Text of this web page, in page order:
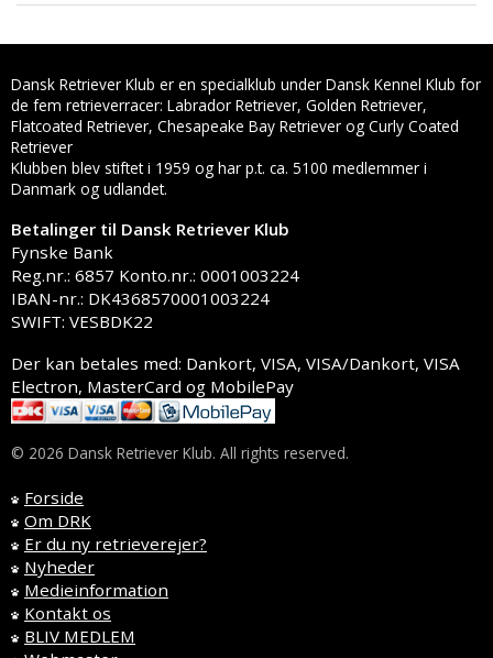
Dansk Retriever Klub er en specialklub under Dansk Kennel Klub for
de fem retrieverracer: Labrador Retriever, Golden Retriever,
Flatcoated Retriever, Chesapeake Bay Retriever og Curly Coated
Retriever
Klubben blev stiftet i 1959 og har p.t. ca. 5100 medlemmer i
Danmark og udlandet.
Betalinger til Dansk Retriever Klub
Fynske Bank
Reg.nr.: 6857 Konto.nr.: 0001003224
IBAN-nr.: DK4368570001003224
SWIFT: VESBDK22
Der kan betales med: Dankort, VISA, VISA/Dankort, VISA
Electron, MasterCard og MobilePay
© 2026 Dansk Retriever Klub. All rights reserved.
Forside
Om DRK
Er du ny retrieverejer?
Nyheder
Medieinformation
Kontakt os
BLIV MEDLEM